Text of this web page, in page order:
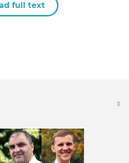
full text